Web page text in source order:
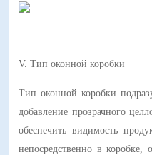
V. Тип оконной коробки
Тип оконной коробки
добавление прозрачного
обеспечить видимость
непосредственно в коробке,